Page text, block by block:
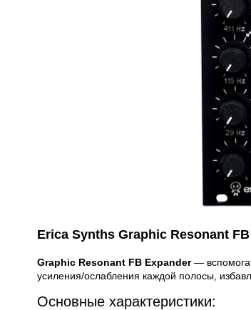
Erica Synths Graphic Resonant
Graphic Resonant FB Expander—
усиления/ослабления каждой полосы,
Основные характеристики: